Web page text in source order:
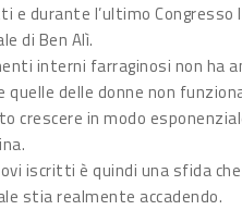
e durante l’ultimo
di Ben Alì.
interni farraginosi non ha
delle donne non
crescere in modo
iscritti è quindi una sfida
stia realmente accadendo.